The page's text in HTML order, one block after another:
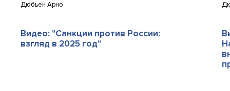
Дюбьен Арно
Видео: "Санкции против России:
взгляд в 2025 год"